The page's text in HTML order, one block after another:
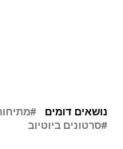
נושאים דומים
סרטונים ביוטיוב